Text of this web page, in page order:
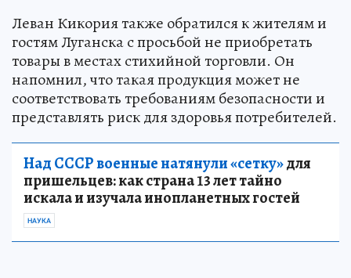
Леван Кикория также обратился к жителям и
гостям Луганска с просьбой не приобретать
товары в местах стихийной торговли. Он
напомнил, что такая продукция может не
соответствовать требованиям безопасности и
представлять риск для здоровья потребителей.
Над СССР военные натянули «сетку»для
пришельцев: как страна 13 лет тайно
искала и изучала инопланетных гостей
НАУКА